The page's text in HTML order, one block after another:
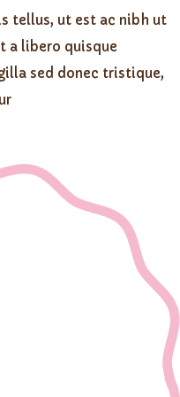
tellus, ut est ac nibh ut
a libero quisque
sed donec tristique,